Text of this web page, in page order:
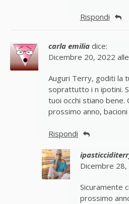
Rispondi
carla emilia dice:
Dicembre 20, 2022
Auguri Terry, goditi la
soprattutto i n ipotini.
tuoi occhi stiano bene.
prossimo anno,
Rispondi
Dicembre
Sicuramente
prossimo